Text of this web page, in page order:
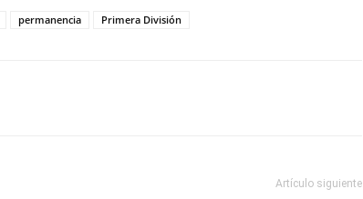
permanencia Primera División
Artículo siguiente